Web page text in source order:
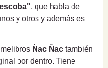
, que habla de
y otros y además es
Ñac Ñac también
por dentro. Tiene